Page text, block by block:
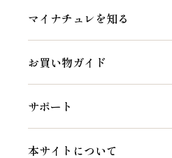
マイナチュレを知る
お買い物ガイド
サポート
本サイトについて